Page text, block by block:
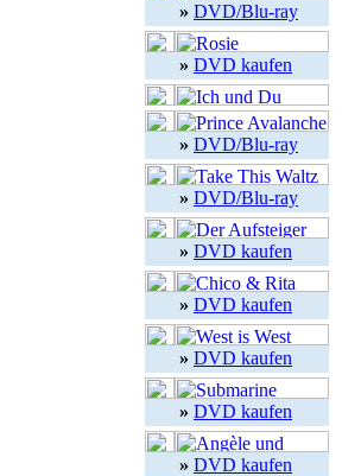
» DVD/Blu-ray
» DVD kaufen
» DVD/Blu-ray
» DVD/Blu-ray
» DVD kaufen
» DVD kaufen
» DVD kaufen
» DVD kaufen
» DVD kaufen